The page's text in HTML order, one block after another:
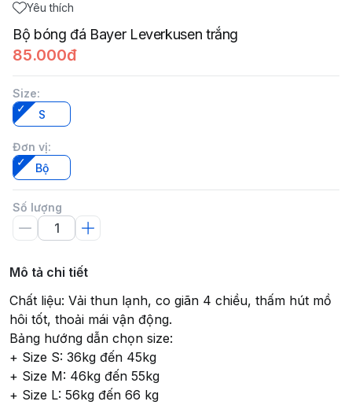
Yêu thích
Bộ bóng đá Bayer Leverkusen trắng
85.000đ
Size:
S
Đơn vị:
Bộ
Số lượng
Mô tả chi tiết
Chất liệu: Vải thun lạnh, co giãn 4 chiều, thấm hút mồ
hôi tốt, thoải mái vận động.
Bảng hướng dẫn chọn size:
+ Size S: 36kg đến 45kg
+ Size M: 46kg đến 55kg
+ Size L: 56kg đến 66 kg